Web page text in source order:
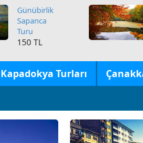
150 TL
Kapadokya Turları